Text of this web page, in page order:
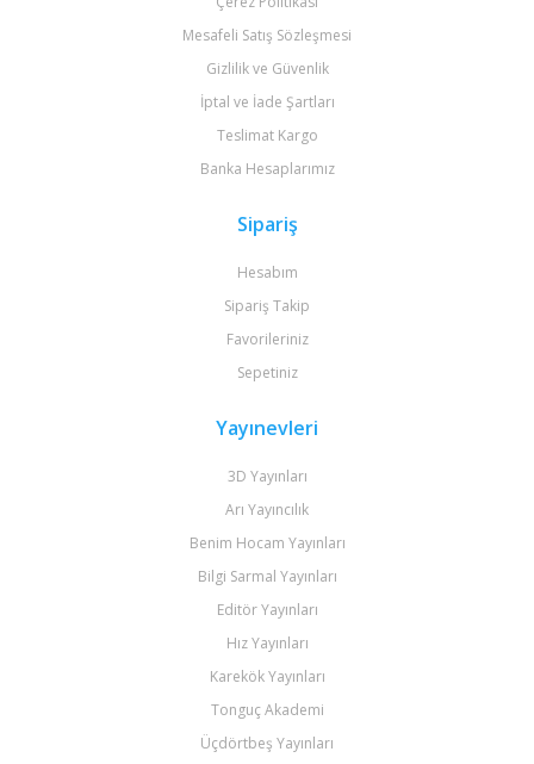
Mesafeli Satış Sözleşmesi
Gizlilik ve Güvenlik
İptal ve İade Şartları
Teslimat Kargo
Banka Hesaplarımız
Sipariş
Hesabım
Sipariş Takip
Favorileriniz
Sepetiniz
Yayınevleri
3D Yayınları
Arı Yayıncılık
Benim Hocam Yayınları
Bilgi Sarmal Yayınları
Editör Yayınları
Hız Yayınları
Karekök Yayınları
Tonguç Akademi
Üçdörtbeş Yayınları